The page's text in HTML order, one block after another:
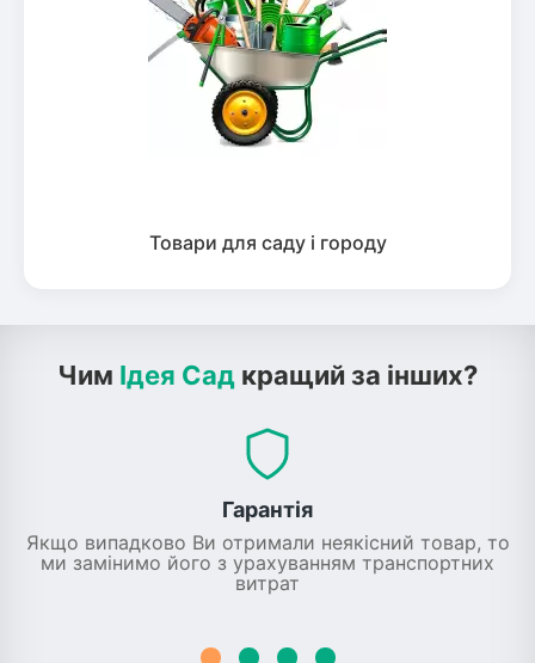
Товари для саду і городу
Чим Ідея Сад кращий за інших?
Гарантія
Якщо випадково Ви отримали неякісний товар, то
ми замінимо його з урахуванням транспортних
витрат